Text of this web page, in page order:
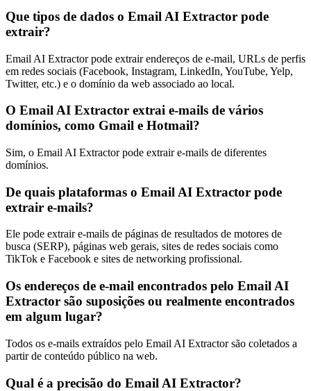
Que tipos de dados o Email AI Extractor pode
extrair?
Email AI Extractor pode extrair endereços de e-mail, URLs de perfis
em redes sociais (Facebook, Instagram, LinkedIn, YouTube, Yelp,
Twitter, etc.) e o domínio da web associado ao local.
O Email AI Extractor extrai e-mails de vários
domínios, como Gmail e Hotmail?
Sim, o Email AI Extractor pode extrair e-mails de diferentes
domínios.
De quais plataformas o Email AI Extractor pode
extrair e-mails?
Ele pode extrair e-mails de páginas de resultados de motores de
busca (SERP), páginas web gerais, sites de redes sociais como
TikTok e Facebook e sites de networking profissional.
Os endereços de e-mail encontrados pelo Email AI
Extractor são suposições ou realmente encontrados
em algum lugar?
Todos os e-mails extraídos pelo Email AI Extractor são coletados a
partir de conteúdo público na web.
Qual é a precisão do Email AI Extractor?